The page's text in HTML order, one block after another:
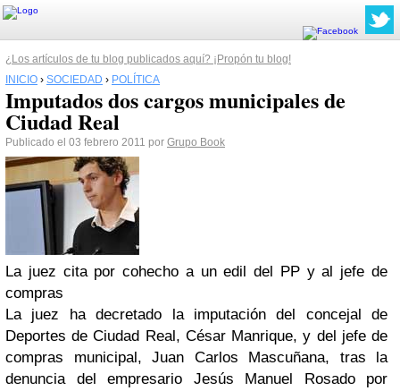
¿Los artículos de tu blog publicados aquí? ¡Propón tu blog!
INICIO › SOCIEDAD › POLÍTICA
Imputados dos cargos municipales de
Ciudad Real
Publicado el 03 febrero 2011 por Grupo Book
La juez cita por cohecho a un edil del PP y al jefe de
compras
La juez ha decretado la imputación del concejal de
Deportes de Ciudad Real, César Manrique, y del jefe de
compras municipal, Juan Carlos Mascuñana, tras la
denuncia del empresario Jesús Manuel Rosado por